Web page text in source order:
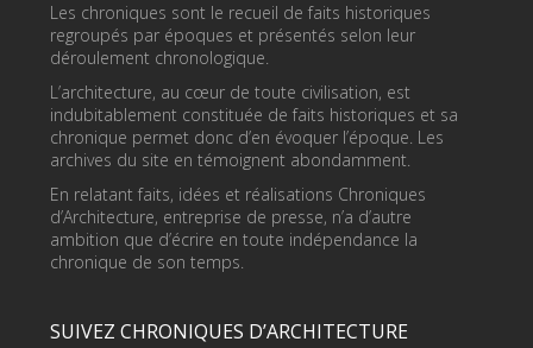
Les chroniques sont le recueil de faits historiques
regroupés par époques et présentés selon leur
déroulement chronologique.
L’architecture, au cœur de toute civilisation, est
indubitablement constituée de faits historiques et sa
chronique permet donc d’en évoquer l’époque. Les
archives du site en témoignent abondamment.
En relatant faits, idées et réalisations Chroniques
d’Architecture, entreprise de presse, n’a d’autre
ambition que d’écrire en toute indépendance la
chronique de son temps.
SUIVEZ CHRONIQUES D’ARCHITECTURE